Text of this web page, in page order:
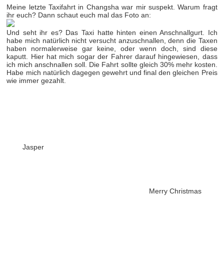
Meine letzte Taxifahrt in Changsha war mir suspekt. Warum fragt
ihr euch? Dann schaut euch mal das Foto an:
Und seht ihr es? Das Taxi hatte hinten einen Anschnallgurt. Ich
habe mich natürlich nicht versucht anzuschnallen, denn die Taxen
haben normalerweise gar keine, oder wenn doch, sind diese
kaputt. Hier hat mich sogar der Fahrer darauf hingewiesen, dass
ich mich anschnallen soll. Die Fahrt sollte gleich 30% mehr kosten.
Habe mich natürlich dagegen gewehrt und final den gleichen Preis
wie immer gezahlt.
Jasper
Merry Christmas